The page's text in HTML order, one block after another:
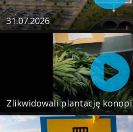
31.07.2026
Zlikwidowali plantację konopi